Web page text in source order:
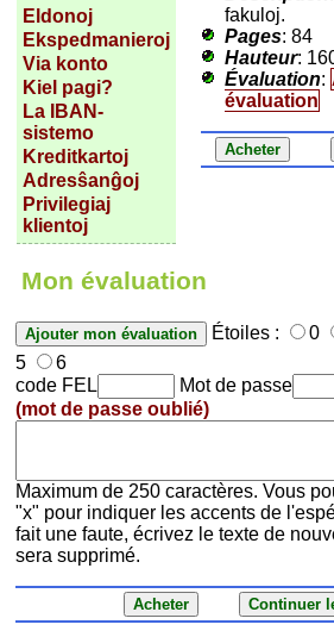
Eldonoj
Ekspedmanieroj
Via konto
Kiel pagi?
La IBAN-
sistemo
Kreditkartoj
Adresŝanĝoj
Privilegiaj
klientoj
fakuloj.
Pages: 84
Hauteur:
Évaluation:
évaluation
Mon évaluation
Étoiles : 0
5
6
code FEL
Mot de passe
(mot de passe oublié)
Maximum de 250 caractères. Vous
"x" pour indiquer les accents de
fait une faute, écrivez le texte de
sera supprimé.